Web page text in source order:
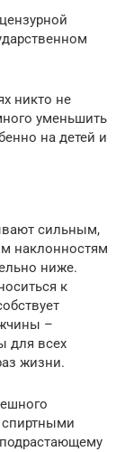
никто не
уменьшить
на детей и
сильным,
наклонностям
ниже.
к
–
для всех
жизни.